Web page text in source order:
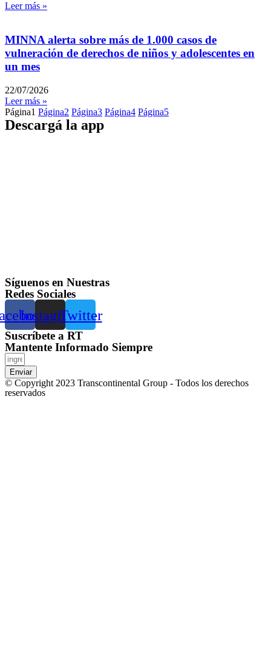
Leer más »
MINNA alerta sobre más de 1.000 casos de
vulneración de derechos de niños y adolescentes en
un mes
22/07/2026
Leer más »
Página1 Página2 Página3 Página4 Página5
Descargá la app
Síguenos en Nuestras
Redes Sociales
InstagramTwitter
Suscríbete a RT
Mantente Informado Siempre
Enviar
© Copyright 2023 Transcontinental Group - Todos los derechos
reservados